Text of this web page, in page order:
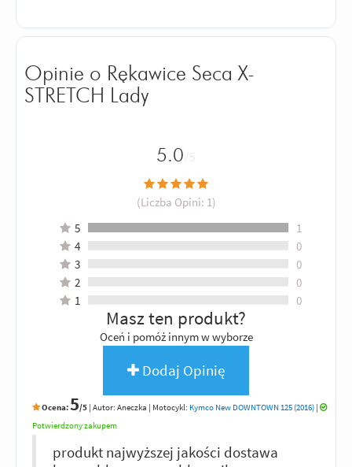
Opinie o Rękawice Seca X-
STRETCH Lady
5.0 /5
(Liczba Opini: 1)
5
1
4
0
3
0
2
0
1
0
Masz ten produkt?
Oceń i pomóż innym w wyborze
Dodaj Opinię
Ocena:5/5 | Autor: Aneczka | Motocykl: Kymco New DOWNTOWN 125 (2016) |
Potwierdzony zakupem
produkt najwyższej jakości dostawa